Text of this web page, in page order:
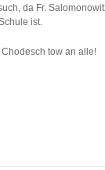
da Fr.
ist.
tow an alle!